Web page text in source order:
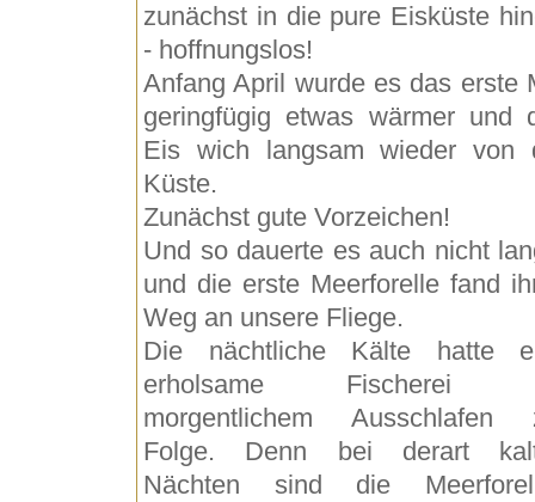
zunächst in die pure Eisküste
- hoffnungslos!
Anfang April wurde es das erste
geringfügig etwas wärmer und
Eis wich langsam wieder von
Küste.
Zunächst gute Vorzeichen!
Und so dauerte es auch nicht
und die erste Meerforelle fand
Weg an unsere Fliege.
Die nächtliche Kälte hatte
erholsame Fischerei
morgentlichem Ausschlafen
Folge. Denn bei derart
Nächten sind die